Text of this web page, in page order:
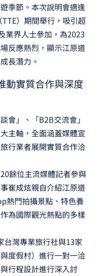
季節。本次說明會適逢
）期間舉行，吸引超
業界人士參加，為2023
反應熱烈，顯示江原道
長潛力。
動實質合作與深度
會」、「B2B交流會」
主軸，全面涵蓋媒體宣
行業者展開實質合作洽
餘位主流媒體記者參與
崔成炫親自介紹江原道
熱門拍攝景點、特色養
為國際觀光熱點的多樣
台灣專業旅行社與13家
度假村）進行一對一洽
行程設計進行深入討